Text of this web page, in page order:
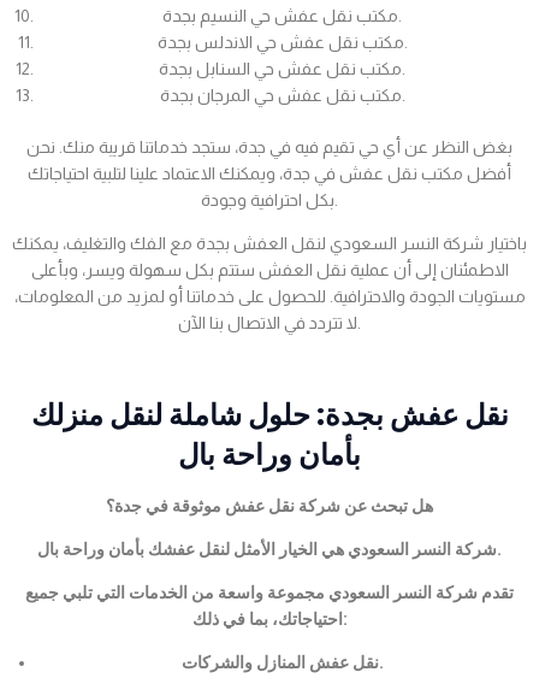
بغض النظر عن أي حي تقيم فيه في جدة، ستجد خدماتنا قريبة منك. نحن
أفضل مكتب نقل عفش في جدة، ويمكنك الاعتماد علينا لتلبية احتياجاتك
باختيار شركة النسر السعودي لنقل العفش بجدة مع الفك والتغليف، يمكنك
الاطمئنان إلى أن عملية نقل العفش ستتم بكل سهولة ويسر، وبأعلى
مستويات الجودة والاحترافية. للحصول على خدماتنا أو لمزيد من المعلومات،
نقل عفش بجدة: حلول شاملة لنقل منزلك
بأمان وراحة بال
هل تبحث عن شركة نقل عفش موثوقة في جدة؟
شركة النسر السعودي هي الخيار الأمثل لنقل عفشك بأمان وراحة بال.
تقدم شركة النسر السعودي مجموعة واسعة من الخدمات التي تلبي جميع
احتياجاتك، بما في ذلك:
نقل عفش المنازل والشركات.